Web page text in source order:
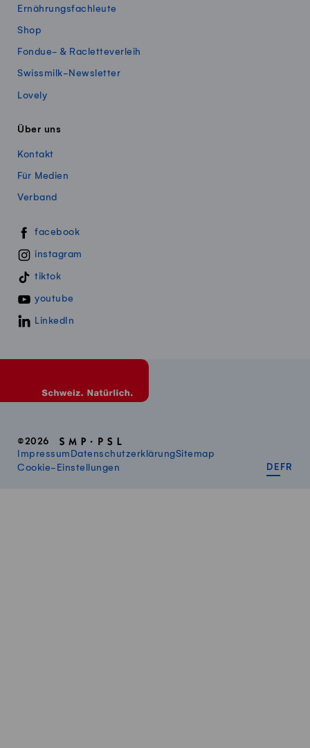
Ernährungsfachleute
Shop
Fondue- & Racletteverleih
Swissmilk-Newsletter
Lovely
Über uns
Kontakt
Für Medien
Verband
Swissmillk auf Social Media
facebook
instagram
tiktok
youtube
LinkedIn
©2026
Impressum DatenschutzerklärungSitemap
Cookie-Einstellungen
DE FR